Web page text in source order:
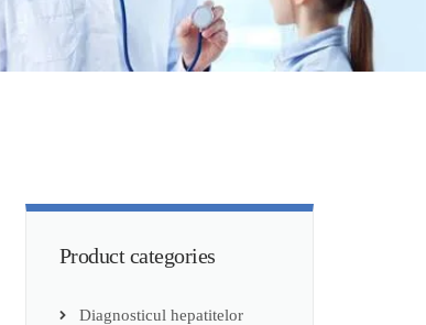
Product categories
Diagnosticul hepatitelor